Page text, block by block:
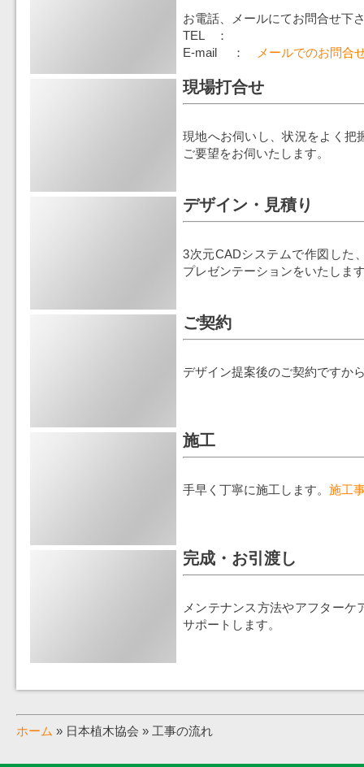
お電話、メールにてお問合せ下
TEL ：
E-mail ：
メールでのお問合
現場打合せ
現地へお伺いし、状況をよく把
ご要望をお伺いたします。
デザイン・見積り
3次元CADシステムで作図した
プレゼンテーションをいたしま
ご契約
デザイン提案後のご契約ですか
施工
手早く丁寧に施工します。 施工
完成・お引渡し
メンテナンス方法やアフターケ
サポートします。
ホーム » 日本植木協会 » 工事の流れ